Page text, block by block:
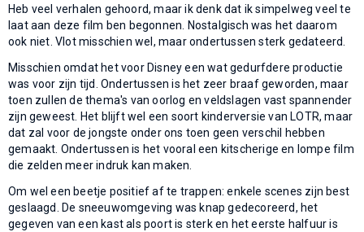
Heb veel verhalen gehoord, maar ik denk dat ik simpelweg veel te
laat aan deze film ben begonnen. Nostalgisch was het daarom
ook niet. Vlot misschien wel, maar ondertussen sterk gedateerd.
Misschien omdat het voor Disney een wat gedurfdere productie
was voor zijn tijd. Ondertussen is het zeer braaf geworden, maar
toen zullen de thema's van oorlog en veldslagen vast spannender
zijn geweest. Het blijft wel een soort kinderversie van LOTR, maar
dat zal voor de jongste onder ons toen geen verschil hebben
gemaakt. Ondertussen is het vooral een kitscherige en lompe film
die zelden meer indruk kan maken.
Om wel een beetje positief af te trappen: enkele scenes zijn best
geslaagd. De sneeuwomgeving was knap gedecoreerd, het
gegeven van een kast als poort is sterk en het eerste halfuur is